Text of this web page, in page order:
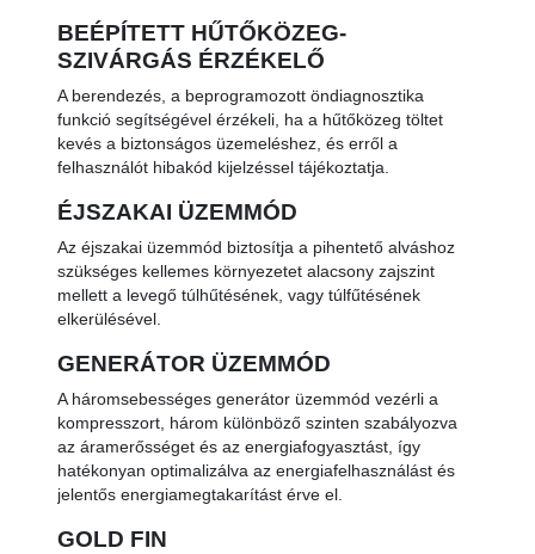
BEÉPÍTETT HŰTŐKÖZEG-
SZIVÁRGÁS ÉRZÉKELŐ
A berendezés, a beprogramozott öndiagnosztika
funkció segítségével érzékeli, ha a hűtőközeg töltet
kevés a biztonságos üzemeléshez, és erről a
felhasználót hibakód kijelzéssel tájékoztatja.
ÉJSZAKAI ÜZEMMÓD
Az éjszakai üzemmód biztosítja a pihentető alváshoz
szükséges kellemes környezetet alacsony zajszint
mellett a levegő túlhűtésének, vagy túlfűtésének
elkerülésével.
GENERÁTOR ÜZEMMÓD
A háromsebességes generátor üzemmód vezérli a
kompresszort, három különböző szinten szabályozva
az áramerősséget és az energiafogyasztást, így
hatékonyan optimalizálva az energiafelhasználást és
jelentős energiamegtakarítást érve el.
GOLD FIN